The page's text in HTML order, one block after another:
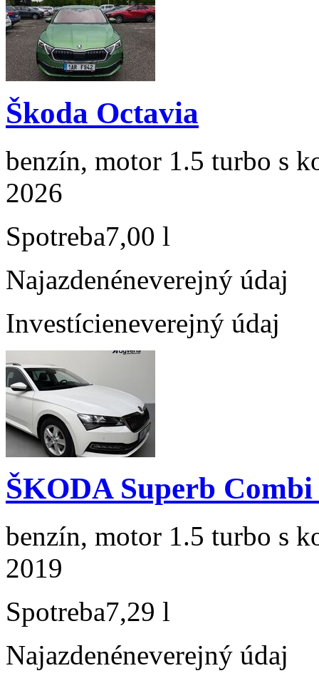
Škoda Octavia
benzín, motor 1.5 turbo s
2026
Spotreba7,00 l
Najazdenéneverejný údaj
Investícieneverejný údaj
ŠKODA Superb
benzín, motor 1.5 turbo s
2019
Spotreba7,29 l
Najazdenéneverejný údaj